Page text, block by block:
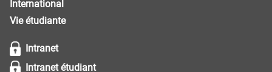
International
Vie étudiante
Intranet
Intranet étudiant